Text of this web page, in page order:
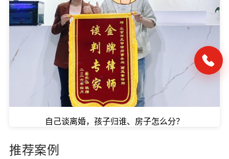
自己谈离婚，孩子归谁、房子怎么分？
推荐案例